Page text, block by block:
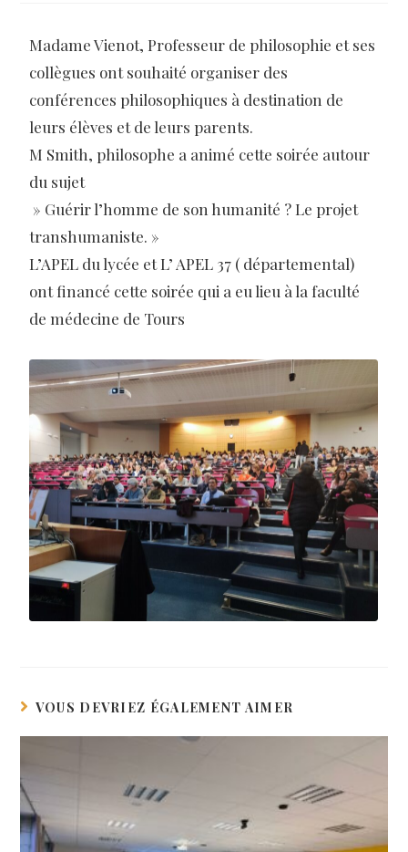
Madame Vienot, Professeur de philosophie et ses
collègues ont souhaité organiser des
conférences philosophiques à destination de
leurs élèves et de leurs parents.
M Smith, philosophe a animé cette soirée autour
du sujet
» Guérir l’homme de son humanité ? Le projet
transhumaniste. »
L’APEL du lycée et L’ APEL 37 ( départemental)
ont financé cette soirée qui a eu lieu à la faculté
de médecine de Tours
VOUS DEVRIEZ ÉGALEMENT AIMER